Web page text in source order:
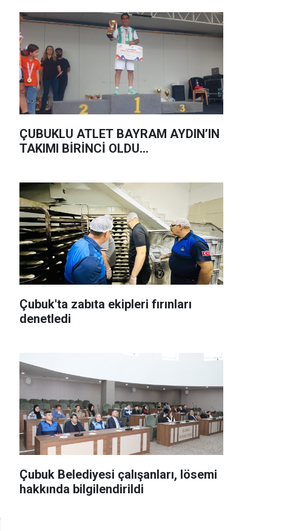
ÇUBUKLU ATLET BAYRAM AYDIN’IN
TAKIMI BİRİNCİ OLDU...
Çubuk'ta zabıta ekipleri fırınları
denetledi
Çubuk Belediyesi çalışanları, lösemi
hakkında bilgilendirildi